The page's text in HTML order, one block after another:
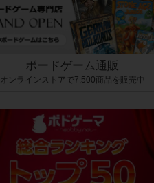
ボードゲーム通販
オンラインストアで7,500商品を販売中